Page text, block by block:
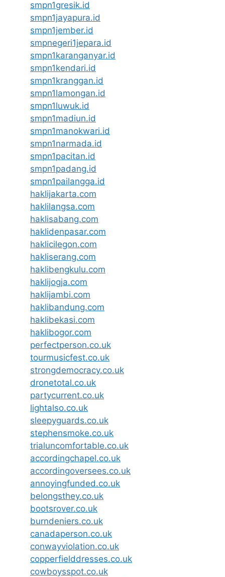
smpn1gresik.id
smpn1jayapura.id
smpn1jember.id
smpnegeri1jepara.id
smpn1karanganyar.id
smpn1kendari.id
smpn1kranggan.id
smpn1lamongan.id
smpn1luwuk.id
smpn1madiun.id
smpn1manokwari.id
smpn1narmada.id
smpn1pacitan.id
smpn1padang.id
smpn1pailangga.id
haklijakarta.com
haklilangsa.com
haklisabang.com
haklidenpasar.com
haklicilegon.com
hakliserang.com
haklibengkulu.com
haklijogja.com
haklijambi.com
haklibandung.com
haklibekasi.com
haklibogor.com
perfectperson.co.uk
tourmusicfest.co.uk
strongdemocracy.co.uk
dronetotal.co.uk
partycurrent.co.uk
lightalso.co.uk
sleepyguards.co.uk
stephensmoke.co.uk
trialuncomfortable.co.uk
accordingchapel.co.uk
accordingoversees.co.uk
annoyingfunded.co.uk
belongsthey.co.uk
bootsrover.co.uk
burndeniers.co.uk
canadaperson.co.uk
conwayviolation.co.uk
copperfielddresses.co.uk
cowboysspot.co.uk